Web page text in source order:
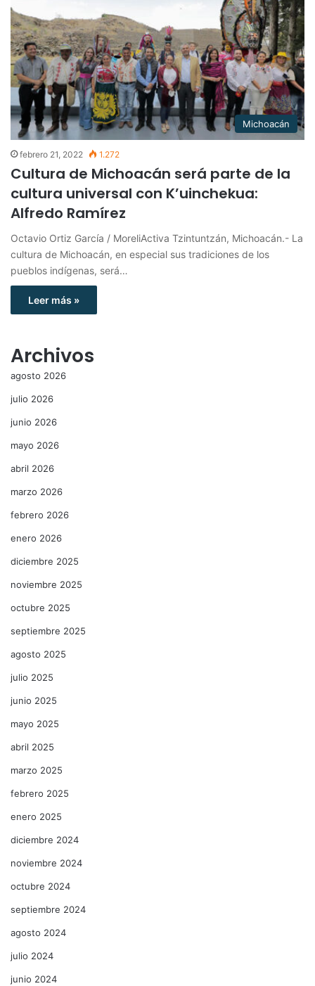
Michoacán
febrero 21, 2022 1.272
Cultura de Michoacán será parte de la
cultura universal con K’uinchekua:
Alfredo Ramírez
Octavio Ortiz García / MoreliActiva Tzintuntzán, Michoacán.- La
cultura de Michoacán, en especial sus tradiciones de los
pueblos indígenas, será…
Leer más »
Archivos
agosto 2026
julio 2026
junio 2026
mayo 2026
abril 2026
marzo 2026
febrero 2026
enero 2026
diciembre 2025
noviembre 2025
octubre 2025
septiembre 2025
agosto 2025
julio 2025
junio 2025
mayo 2025
abril 2025
marzo 2025
febrero 2025
enero 2025
diciembre 2024
noviembre 2024
octubre 2024
septiembre 2024
agosto 2024
julio 2024
junio 2024